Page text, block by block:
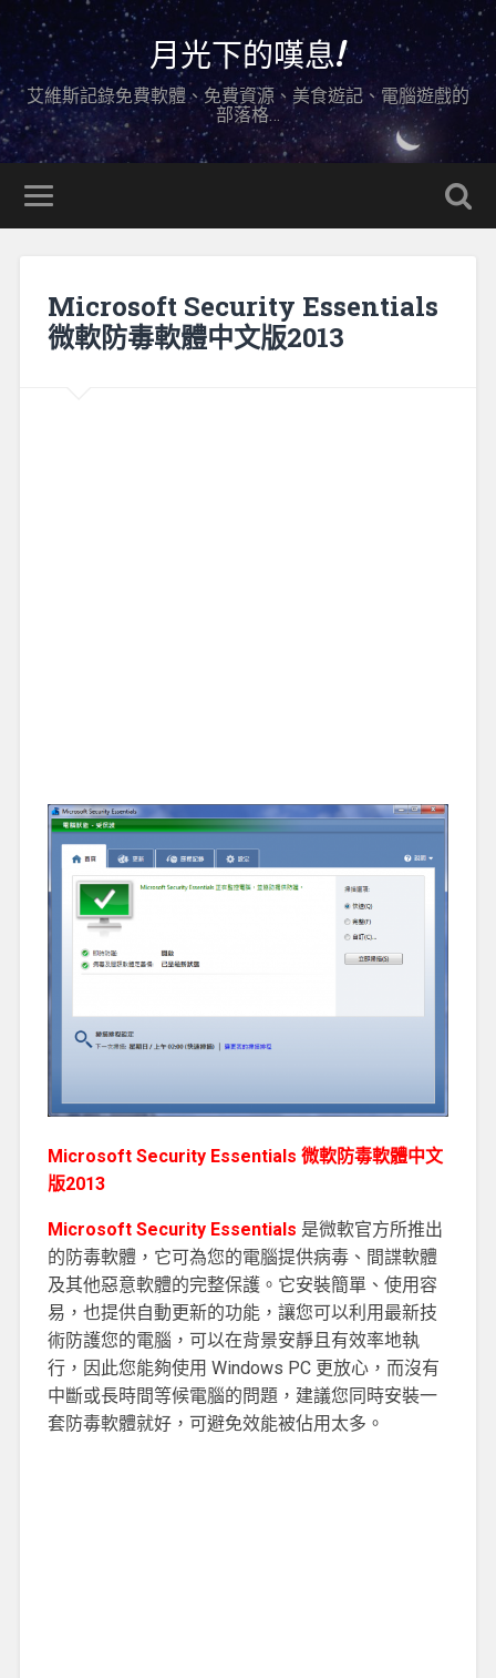
月光下的嘆息!
艾維斯記錄免費軟體、免費資源、美食遊記、電腦遊戲的
部落格…
Microsoft Security Essentials
微軟防毒軟體中文版2013
Microsoft Security Essentials 微軟防毒軟體中文
版2013
Microsoft Security Essentials 是微軟官方所推出
的防毒軟體，它可為您的電腦提供病毒、間諜軟體
及其他惡意軟體的完整保護。它安裝簡單、使用容
易，也提供自動更新的功能，讓您可以利用最新技
術防護您的電腦，可以在背景安靜且有效率地執
行，因此您能夠使用 Windows PC 更放心，而沒有
中斷或長時間等候電腦的問題，建議您同時安裝一
套防毒軟體就好，可避免效能被佔用太多。